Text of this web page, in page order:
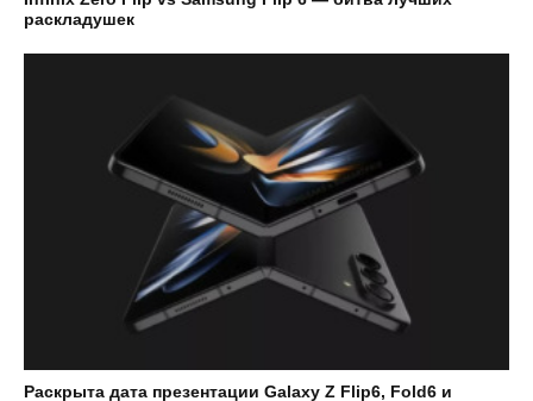
раскладушек
Раскрыта дата презентации Galaxy Z Flip6, Fold6 и